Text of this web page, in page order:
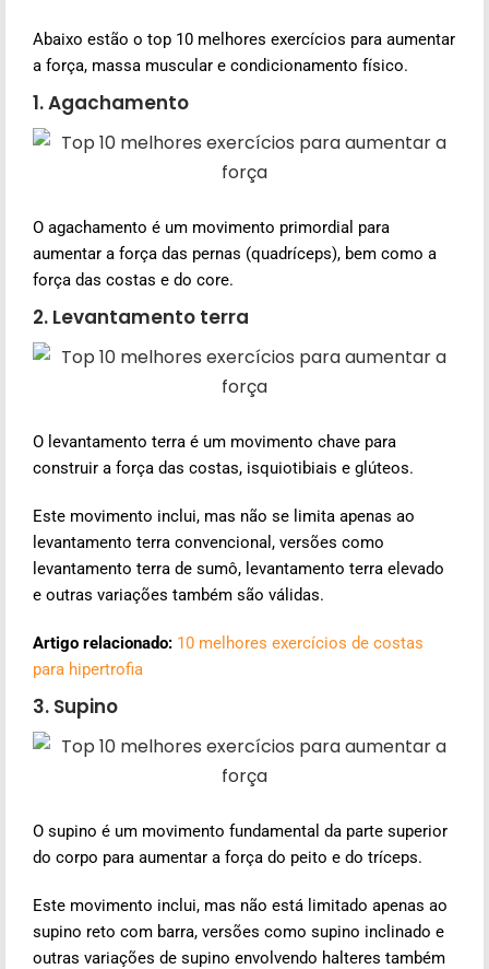
Abaixo estão o top 10 melhores exercícios para aumentar
a força, massa muscular e condicionamento físico.
1. Agachamento
O agachamento é um movimento primordial para
aumentar a força das pernas (quadríceps), bem como a
força das costas e do core.
2. Levantamento terra
O levantamento terra é um movimento chave para
construir a força das costas, isquiotibiais e glúteos.
Este movimento inclui, mas não se limita apenas ao
levantamento terra convencional, versões como
levantamento terra de sumô, levantamento terra elevado
e outras variações também são válidas.
Artigo relacionado: 10 melhores exercícios de costas
para hipertrofia
3. Supino
O supino é um movimento fundamental da parte superior
do corpo para aumentar a força do peito e do tríceps.
Este movimento inclui, mas não está limitado apenas ao
supino reto com barra, versões como supino inclinado e
outras variações de supino envolvendo halteres também